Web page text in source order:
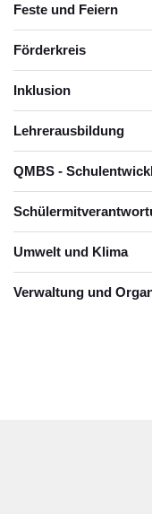
Feste und Feiern
Förderkreis
Inklusion
Lehrerausbildung
QMBS -
Umwelt und Klima
Verwaltung und